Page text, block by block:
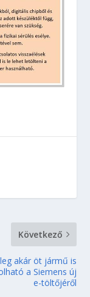
Következő
akár öt jármű is
a Siemens új
e-töltőjéről